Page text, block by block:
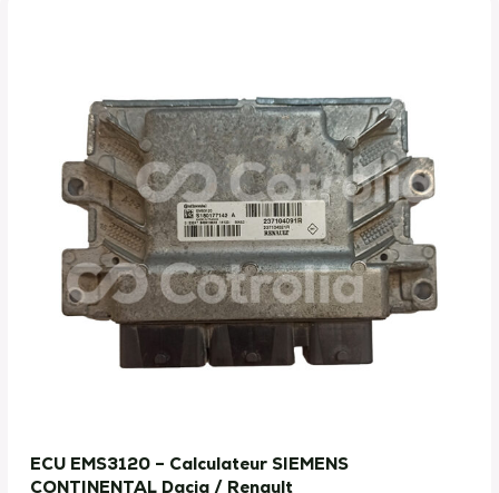
ECU EMS3120 – Calculateur SIEMENS
CONTINENTAL Dacia / Renault